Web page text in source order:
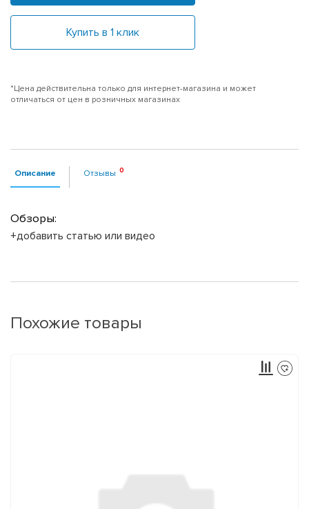
Купить в 1 клик
*Цена действительна только для интернет-магазина и может
отличаться от цен в розничных магазинах
Описание Отзывы
Обзоры:
+добавить статью или видео
Похожие товары